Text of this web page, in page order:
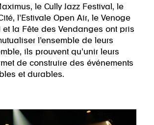
le Cully Jazz Festival, le
l’Estivale Open Air, le Venoge
et la Fête des Vendanges ont pris
l’ensemble de leurs
ils prouvent qu’unir leurs
de construire des événements
et durables.